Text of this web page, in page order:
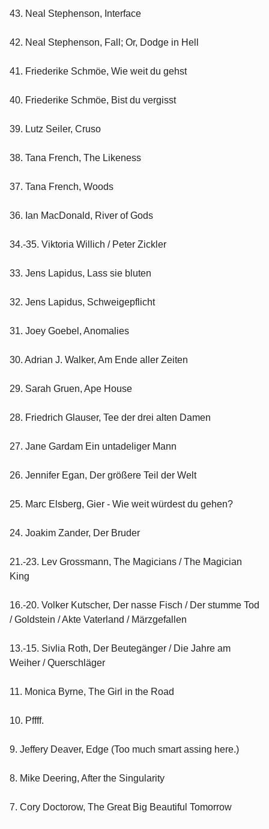
43. Neal Stephenson, Interface
42. Neal Stephenson, Fall; Or, Dodge in Hell
41. Friederike Schmöe, Wie weit du gehst
40. Friederike Schmöe, Bist du vergisst
39. Lutz Seiler, Cruso
38. Tana French, The Likeness
37. Tana French, Woods
36. Ian MacDonald, River of Gods
34.-35. Viktoria Willich / Peter Zickler
33. Jens Lapidus, Lass sie bluten
32. Jens Lapidus, Schweigepflicht
31. Joey Goebel, Anomalies
30. Adrian J. Walker, Am Ende aller Zeiten
29. Sarah Gruen, Ape House
28. Friedrich Glauser, Tee der drei alten Damen
27. Jane Gardam Ein untadeliger Mann
26. Jennifer Egan, Der größere Teil der Welt
25. Marc Elsberg, Gier - Wie weit würdest du gehen?
24. Joakim Zander, Der Bruder
21.-23. Lev Grossmann, The Magicians / The Magician
King
16.-20. Volker Kutscher, Der nasse Fisch / Der stumme Tod
/ Goldstein / Akte Vaterland / Märzgefallen
13.-15. Sivlia Roth, Der Beutegänger / Die Jahre am
Weiher / Querschläger
11. Monica Byrne, The Girl in the Road
10. Pffff.
9. Jeffery Deaver, Edge (Too much smart assing here.)
8. Mike Deering, After the Singularity
7. Cory Doctorow, The Great Big Beautiful Tomorrow